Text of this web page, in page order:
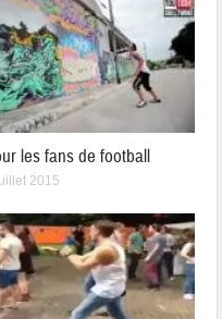
les fans de football
2015